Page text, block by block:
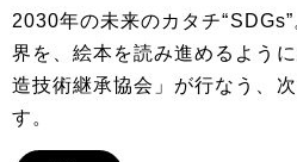
2030年の未来のカタチ
界を、絵本を読み進めるよう
造技術継承協会」が行なう、
す。